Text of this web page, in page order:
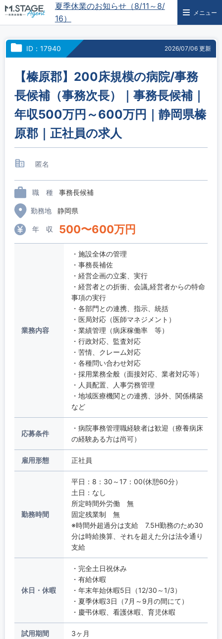
夏季休業のお知らせ（8/11～8/
16）
メニュー
ID：17940 2026/07/06 更新
【榛原郡】200床規模の病院/事務
長候補（事務次長）｜事務長候補｜
年収500万円～600万円｜静岡県榛
原郡｜正社員の求人
匿名
職 種 事務長候補
勤務地 静岡県
年 収 500〜600万円
業務内容
・施設全体の管理
・事務長補佐
・経営企画の立案、実行
・経営者との折衝、会議,経営者からの特命
事項の実行
・各部門との連携、指示、統括
・医局対応（医師マネジメント）
・業績管理（病床稼働率 等）
・行政対応、監査対応
・苦情、クレーム対応
・各種問い合わせ対応
・採用業務全般（面接対応、業者対応等）
・人員配置、人事労務管理
・地域医療機関との連携、渉外、関係構築
など
応募条件
・病院事務管理職経験者は歓迎（療養病床
の経験ある方は尚可）
雇用形態 正社員
勤務時間
平日：8：30～17：00(休憩60分）
土日：なし
所定時間外労働 無
固定残業制 無
※時間外超過分は支給 7.5H勤務のため30
分は時給換算、それを超えた分は法令通り
支給
休日・休暇
・完全土日祝休み
・有給休暇
・年末年始休暇5日（12/30～1/3）
・夏季休暇3日（7月～9月の間にて）
・慶弔休暇、看護休暇、育児休暇
試用期間 3ヶ月